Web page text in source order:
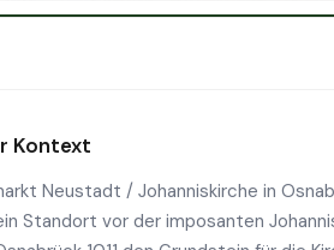
Kontext
Neustadt / Johanniskirche in
Standort vor der imposanten